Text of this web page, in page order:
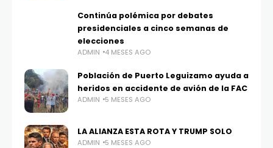
Continúa polémica por debates
presidenciales a cinco semanas de
elecciones
ADMIN 4 MESES AGO
Población de Puerto Leguizamo ayuda a
heridos en accidente de avión de la FAC
ADMIN 5 MESES AGO
LA ALIANZA ESTA ROTA Y TRUMP SOLO
ADMIN 5 MESES AGO